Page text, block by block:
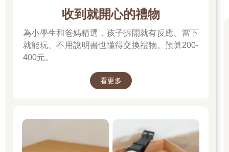
收到就開心的禮物
為小學生和爸媽精選，孩子拆開就有反應、當下
就能玩、不用說明書也懂得交換禮物。預算200-
400元。
看更多